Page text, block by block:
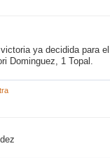
ya decidida para
Dominguez, 1 Topal.